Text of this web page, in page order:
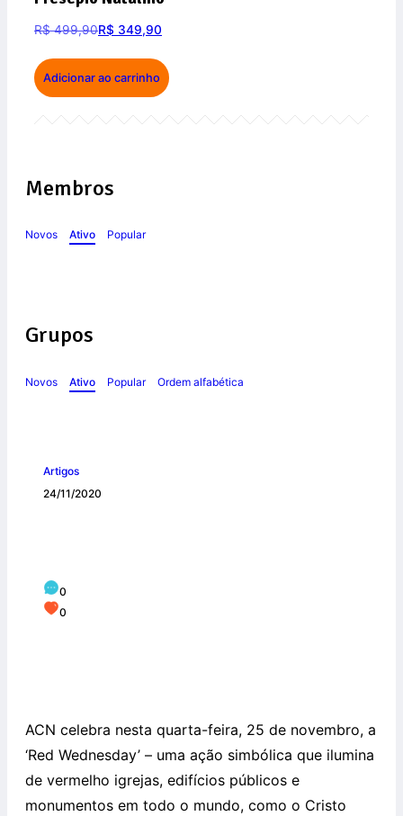
R$499,90R$ 349,90
Adicionar ao carrinho
Membros
Novos Ativo Popular
Grupos
Novos Ativo Popular Ordem alfabética
Artigos
24/11/2020
0
0
ACN celebra nesta quarta-feira, 25 de novembro, a
‘Red Wednesday’ – uma ação simbólica que ilumina
de vermelho igrejas, edifícios públicos e
monumentos em todo o mundo, como o Cristo